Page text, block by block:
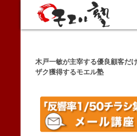
Search
木戸一敏が主宰する優良顧客だ
ザク獲得するモエル塾